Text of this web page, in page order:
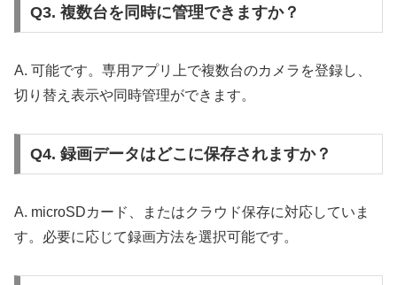
Q3. 複数台を同時に管理できますか？
A. 可能です。専用アプリ上で複数台のカメラを登録し、
切り替え表示や同時管理ができます。
Q4. 録画データはどこに保存されますか？
A. microSDカード、またはクラウド保存に対応していま
す。必要に応じて録画方法を選択可能です。